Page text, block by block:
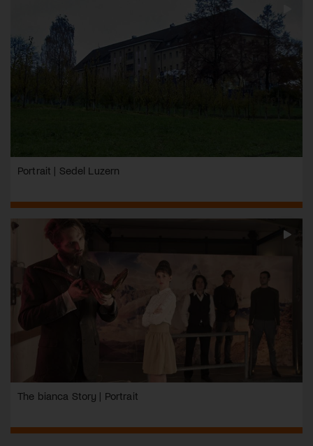
Portrait | Sedel Luzern
The bianca Story | Portrait